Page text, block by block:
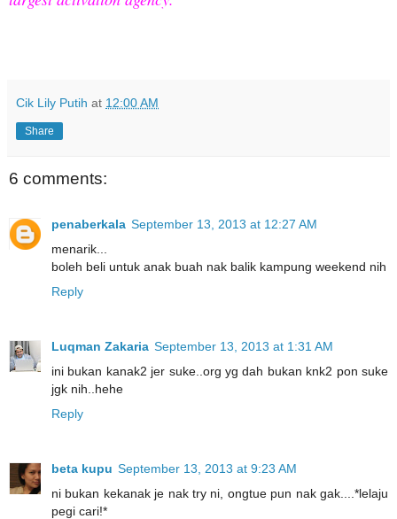
Cik Lily Putih at 12:00 AM
Share
6 comments:
penaberkala September 13, 2013 at 12:27 AM
menarik...
boleh beli untuk anak buah nak balik kampung weekend nih
Reply
Luqman Zakaria September 13, 2013 at 1:31 AM
ini bukan kanak2 jer suke..org yg dah bukan knk2 pon suke
jgk nih..hehe
Reply
beta kupu September 13, 2013 at 9:23 AM
ni bukan kekanak je nak try ni, ongtue pun nak gak....*lelaju
pegi cari!*